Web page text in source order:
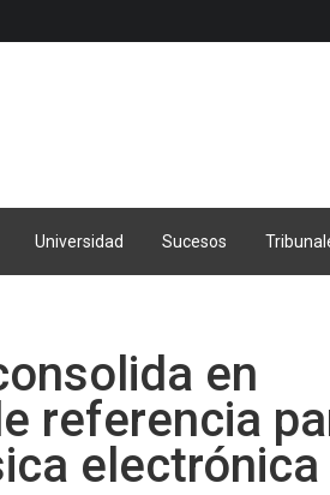
Universidad Sucesos
en
referencia
electrónica